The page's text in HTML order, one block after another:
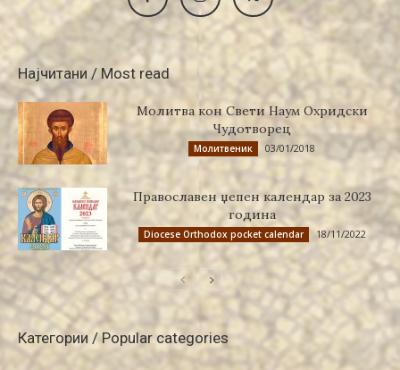
Најчитани / Most read
Молитва кон Свети Наум Охридски
Чудотворец
Молитвеник 03/01/2018
Православен џепен календар за 2023
година
Diocese Orthodox pocket calendar 18/11/2022
Категории / Popular categories